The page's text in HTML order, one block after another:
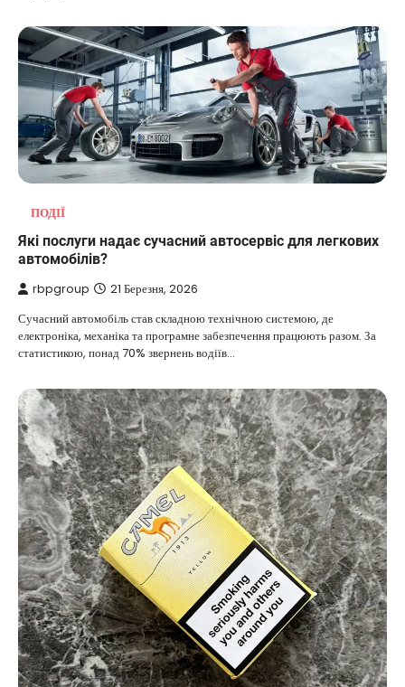
ПОДІЇ
Які послуги надає сучасний автосервіс для легкових
автомобілів?
rbpgroup 21 Березня, 2026
Сучасний автомобіль став складною технічною системою, де
електроніка, механіка та програмне забезпечення працюють разом. За
статистикою, понад 70% звернень водіїв…